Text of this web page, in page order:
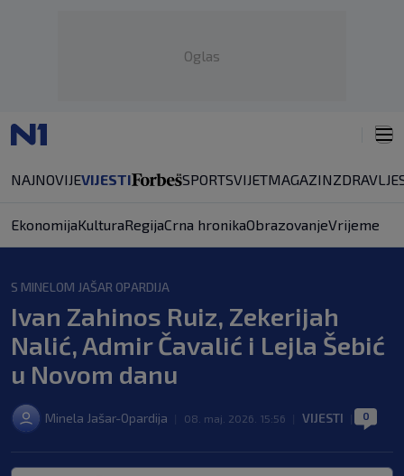
Oglas
NAJNOVIJEVIJESTI SPORTSVIJETMAGAZINZDRAVLJE
EkonomijaKulturaRegijaCrna hronikaObrazovanjeVrijeme
S MINELOM JAŠAR OPARDIJA
Ivan Zahinos Ruiz, Zekerijah
Nalić, Admir Čavalić i Lejla Šebić
u Novom danu
Minela Jašar-Opardija 08. maj. 2026. 15:56 VIJESTI 0